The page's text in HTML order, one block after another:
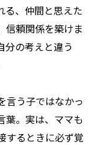
る、仲間と思えた
信頼関係を築けま
分の考えと違う
言う子ではなかっ
葉。実は、ママも
するときに必ず覚